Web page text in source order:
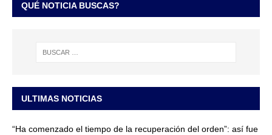
QUÉ NOTICIA BUSCAS?
ULTIMAS NOTICIAS
“Ha comenzado el tiempo de la recuperación del orden”: así fue